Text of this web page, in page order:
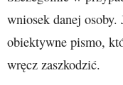
wniosek danej osoby.
obiektywne pismo,
wręcz zaszkodzić.